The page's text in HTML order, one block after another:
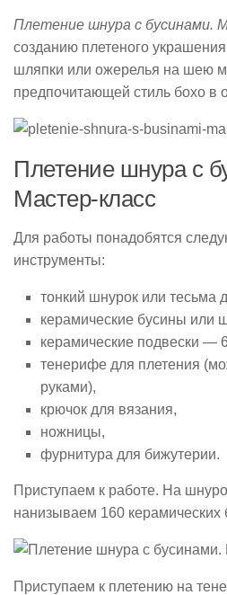
Плетение шнура с бусинами.
созданию плетеного
шляпки или ожерелья на шею
предпочитающей стиль бохо в
Плетение шнура с
Мастер-класс
Для работы понадобятся
инструменты:
тонкий шнурок или тесьма
керамические бусины или
керамические подвески —
тенерифе для плетения
руками),
крючок для вязания,
ножницы,
фурнитура для бижутерии.
Приступаем к работе. На
нанизываем 160 керамических
Приступаем к плетению на